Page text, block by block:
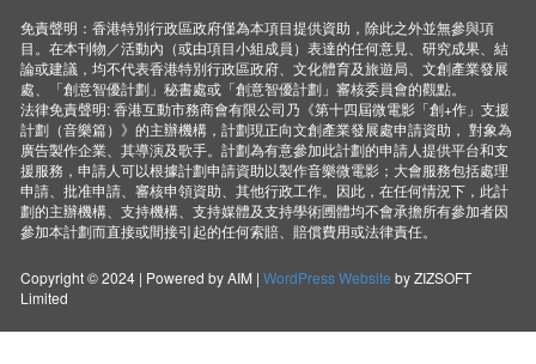
免責聲明：香港特別行政區政府僅為本項目提供資助，除此之外並無參與項
目。在本刊物／活動內（或由項目小組成員）表達的任何意見、研究成果、結
論或建議，均不代表香港特別行政區政府、文化體育及旅遊局、文創產業發展
處、「創意智優計劃」秘書處或「創意智優計劃」審核委員會的觀點。
法律免責聲明: 香港互動市務商會有限公司乃《第十四屆微電影「創+作」支援
計劃（音樂篇）》的主辦機構，計劃現正向文創產業發展處申請資助， 對象為
廣告製作企業、其導演及歌手。計劃為有意參加此計劃的申請人提供平台和支
援服務，申請人可以根據計劃申請資助以製作音樂微電影；大會服務包括處理
申請、批准申請、審核申領資助、其他行政工作。因此，在任何情況下，此計
劃的主辦機構、支持機構、支持媒體及支持學術圑體均不會承擔所有參加者因
參加本計劃而直接或間接引起的任何索賠、賠償費用或法律責任。
Copyright © 2024 | Powered by AIM |WordPress Website by ZIZSOFT
Limited